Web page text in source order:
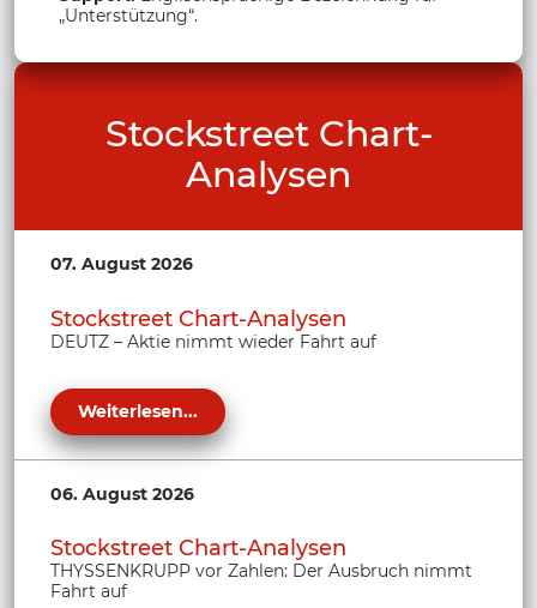
„Unterstützung“.
Stockstreet Chart-
Analysen
07. August 2026
Stockstreet Chart-Analysen
DEUTZ – Aktie nimmt wieder Fahrt auf
Weiterlesen...
06. August 2026
Stockstreet Chart-Analysen
THYSSENKRUPP vor Zahlen: Der Ausbruch nimmt
Fahrt auf